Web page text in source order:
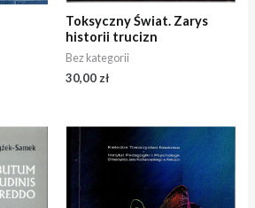
Toksyczny Świat. Zarys
historii trucizn
Bez kategorii
30,00zł